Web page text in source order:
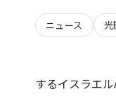
ニュース 光
するイスラエ